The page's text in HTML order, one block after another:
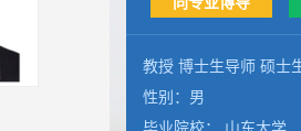
教授 博士生导师 硕士
性别：男